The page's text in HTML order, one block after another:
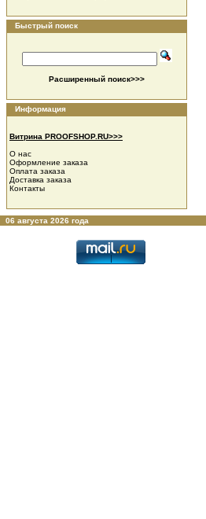
Быстрый поиск
Расширенный поиск>>>
Информация
Витрина PROOFSHOP.RU>>>
О нас
Оформление заказа
Оплата заказа
Доставка заказа
Контакты
06 августа 2026 года